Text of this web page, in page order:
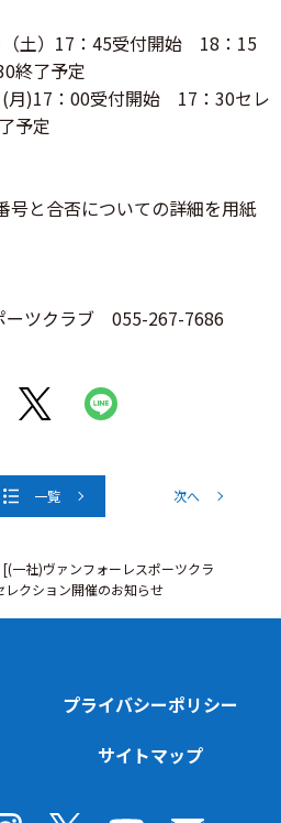
（土）17：45受付開始 18：15
終了予定
(月)17：00受付開始 17：30セレ
予定
号と合否についての詳細を用紙
ーツクラブ 055-267-7686
一覧 次へ
[(一社)ヴァンフォーレスポーツクラ
レクション開催のお知らせ
プライバシーポリシー
サイトマップ